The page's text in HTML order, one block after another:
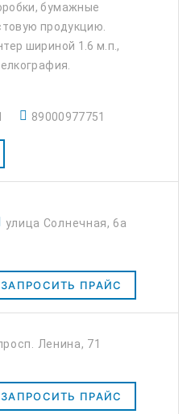
бумажные
продукцию.
шириной 1.6 м.п.,
89000977751
улица Солнечная, 6а
ЗАПРОСИТЬ ПРАЙС
Ленина, 71
ЗАПРОСИТЬ ПРАЙС